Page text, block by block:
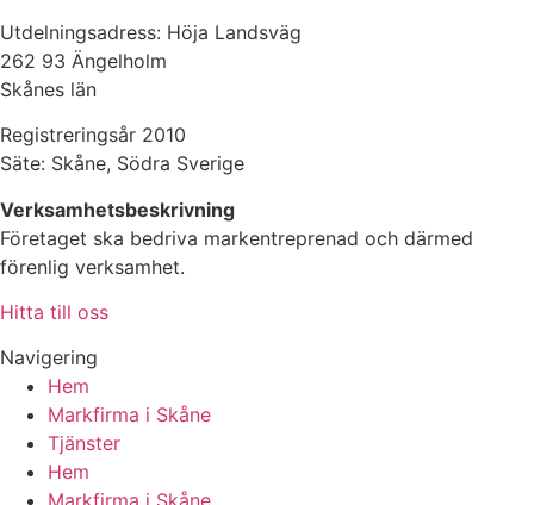
Utdelningsadress: Höja Landsväg
262 93 Ängelholm
Skånes län
Registreringsår 2010
Säte: Skåne, Södra Sverige
Verksamhetsbeskrivning
Företaget ska bedriva markentreprenad och därmed
förenlig verksamhet.
Hitta till oss
Navigering
Hem
Markfirma i Skåne
Tjänster
Hem